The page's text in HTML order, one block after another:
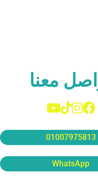
معنا
01007975813
WhatsApp